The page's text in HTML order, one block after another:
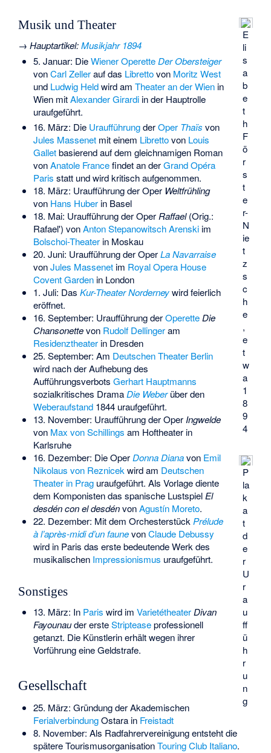
E
li
s
a
b
e
t
h
F
ö
r
s
t
e
r-
N
ie
t
z
s
c
h
e
,
e
t
w
a
1
8
9
4
Musik und Theater
→Hauptartikel:Musikjahr 1894
5. Januar: DieWiener Operette Der Obersteiger
vonCarl Zellerauf das Librettovon Moritz West
und Ludwig Heldwird am Theater an der Wienin
Wien mitAlexander Girardiin der Hauptrolle
uraufgeführt.
P
la
k
a
t
d
e
r
U
r
a
u
ff
ü
h
r
u
n
g
16. März: Die UraufführungderOper Thaïs von
Jules Massenetmit einem Librettovon Louis
Galletbasierend auf dem gleichnamigen Roman
vonAnatole Francefindet an derGrand Opéra
Paris statt und wird kritisch aufgenommen.
18. März: Uraufführung der Oper Weltfrühling
von Hans Huberin Basel
18. Mai: Uraufführung der OperRaffael(Orig.:
Rafael') vonAnton Stepanowitsch Arenskiim
Bolschoi-Theaterin Moskau
20. Juni: Uraufführung der OperLa Navarraise
vonJules Massenetim Royal Opera House
Covent Gardenin London
1. Juli: Das Kur-Theater Norderneywird feierlich
eröffnet.
16. September: Uraufführung derOperette Die
Chansonettevon Rudolf Dellingeram
Residenztheaterin Dresden
25. September: Am Deutschen Theater Berlin
wird nach der Aufhebung des
Aufführungsverbots Gerhart Hauptmanns
sozialkritisches DramaDie Weberüber den
Weberaufstand1844 uraufgeführt.
13. November: Uraufführung der OperIngwelde
von Max von Schillings am Hoftheater in
Karlsruhe
16. Dezember: Die OperDonna Dianavon Emil
Nikolaus von Reznicekwird am Deutschen
Theater in Praguraufgeführt. Als Vorlage diente
dem Komponisten das spanische LustspielEl
desdén con el desdénvonAgustín Moreto.
22. Dezember: Mit dem OrchesterstückPrélude
à l’après-midi d’un faunevonClaude Debussy
wird in Paris das erste bedeutende Werk des
musikalischen Impressionismus uraufgeführt.
Sonstiges
13. März: In Paris wird im Varietétheater Divan
Fayounauder ersteStripteaseprofessionell
getanzt. Die Künstlerin erhält wegen ihrer
Vorführung eine Geldstrafe.
Gesellschaft
25. März: Gründung der Akademischen
FerialverbindungOstara in Freistadt
8. November: Als Radfahrervereinigung entsteht die
spätere TourismusorganisationTouring Club Italiano.